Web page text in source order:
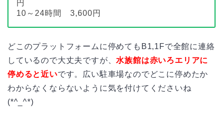
円
10～24時間 3,600円
どこのプラットフォームに停めてもB1,1Fで全館に連絡
しているので大丈夫ですが、 水族館は赤いろエリアに
停めると近いです。広い駐車場なのでどこに停めたか
わからなくならないように気を付けてくださいね
(*^_^*)